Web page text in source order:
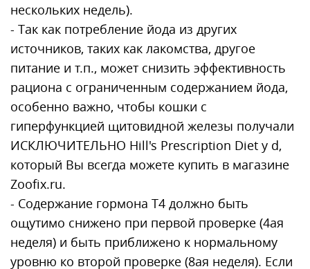
нескольких недель).
- Так как потребление йода из других
источников, таких как лакомства, другое
питание и т.п., может снизить эффективность
рациона с ограниченным содержанием йода,
особенно важно, чтобы кошки с
гиперфункцией щитовидной железы получали
ИСКЛЮЧИТЕЛЬНО Hill's Prescription Diet y d,
который Вы всегда можете купить в магазине
Zoofix.ru.
- Содержание гормона T4 должно быть
ощутимо снижено при первой проверке (4ая
неделя) и быть приближено к нормальному
уровню ко второй проверке (8ая неделя). Если